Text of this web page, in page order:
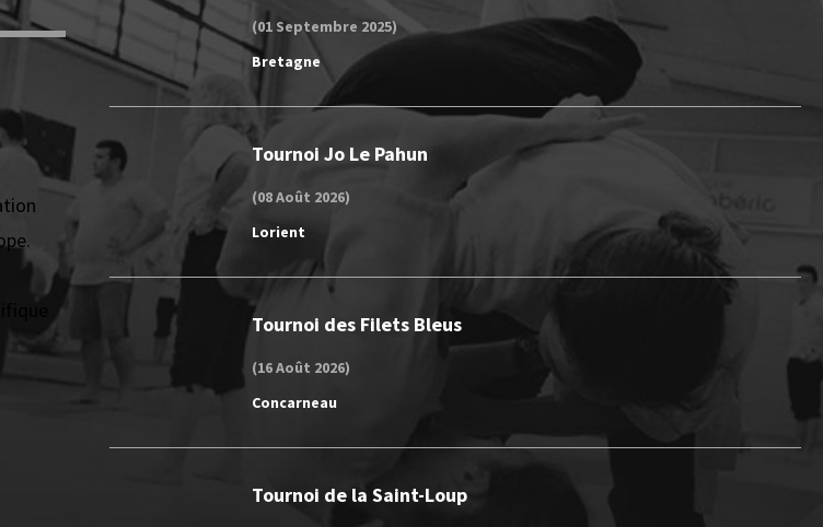
(01 Septembre 2025)
Bretagne
Tournoi Jo Le Pahun
(08 Août 2026)
Lorient
Tournoi des Filets Bleus
(16 Août 2026)
Concarneau
Tournoi de la Saint-Loup